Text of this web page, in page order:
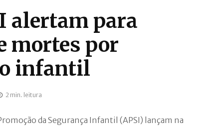
alertam para
mortes por
infantil
2 min. leitura
da Segurança Infantil (APSI) lançam na